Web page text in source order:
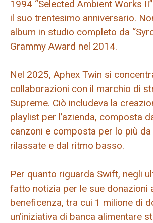
1994 “Selected Ambient Works
il suo trentesimo anniversario.
album in studio completo da
Grammy Award nel 2014.
Nel 2025, Aphex Twin si
collaborazioni con il marchio di
Supreme. Ciò includeva la
playlist per l’azienda, composta
canzoni e composta per lo più
rilassate e dal ritmo basso.
Per quanto riguarda Swift, negli
fatto notizia per le sue donazioni
beneficenza, tra cui 1 milione di
un’iniziativa di banca alimentare